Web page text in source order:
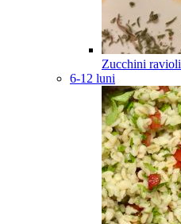
Zucchini ravioli
6-12 luni